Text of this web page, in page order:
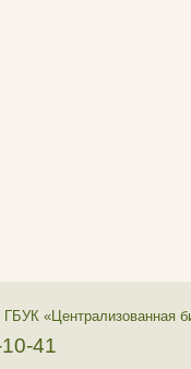
«Централизованная
41